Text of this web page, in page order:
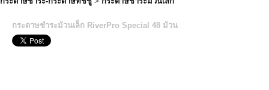
กระดาษชำระม้วนเล็ก RiverPro Special 48 ม้วน